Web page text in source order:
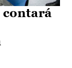
contará